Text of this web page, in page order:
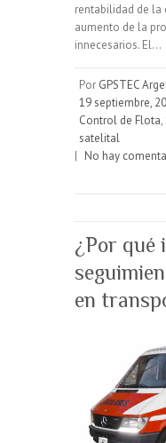
rentabilidad de la
aumento de la
innecesarios. El…
Por GPSTEC
19 septiembre,
Control de Flota,
satelital
| No hay
¿Por qué
en